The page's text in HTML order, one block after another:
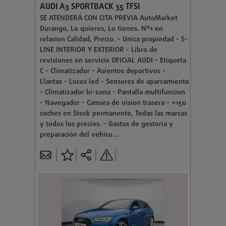
AUDI A3 SPORTBACK 35 TFSI
SE ATENDERÁ CON CITA PREVIA AutoMarket
Durango, Lo quieres, Lo tienes. Nº1 en
relacion Calidad, Precio. - Unica propiedad - S-
LINE INTERIOR Y EXTERIOR - Libro de
revisiones en servicio OFICIAL AUDI - Etiqueta
C - Climatizador - Asientos deportivos -
Llantas - Luces led - Sensores de aparcamiento
- Climatizador bi-zona - Pantalla multifuncion
- Navegador - Camara de vision trasera – +150
coches en Stock permanente, Todas las marcas
y todos los precios. - Gastos de gestoria y
preparación del vehícu...